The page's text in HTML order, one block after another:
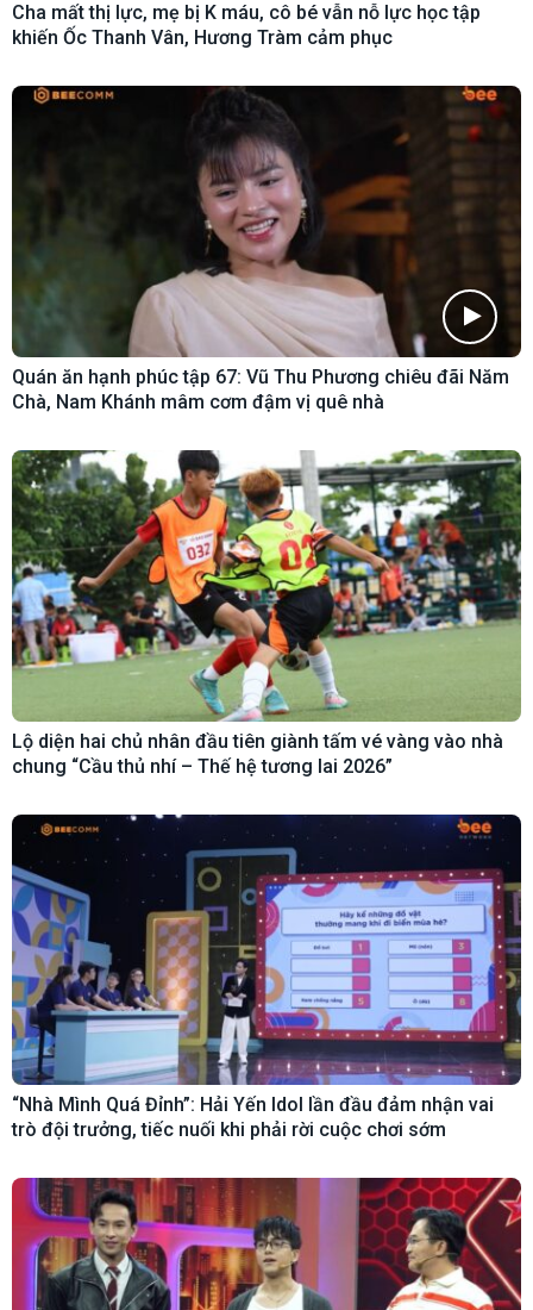
Cha mất thị lực, mẹ bị K máu, cô bé vẫn nỗ lực học tập
khiến Ốc Thanh Vân, Hương Tràm cảm phục
Quán ăn hạnh phúc tập 67: Vũ Thu Phương chiêu đãi Năm
Chà, Nam Khánh mâm cơm đậm vị quê nhà
Lộ diện hai chủ nhân đầu tiên giành tấm vé vàng vào nhà
chung “Cầu thủ nhí – Thế hệ tương lai 2026”
“Nhà Mình Quá Đỉnh”: Hải Yến Idol lần đầu đảm nhận vai
trò đội trưởng, tiếc nuối khi phải rời cuộc chơi sớm